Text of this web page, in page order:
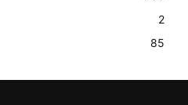
2
85